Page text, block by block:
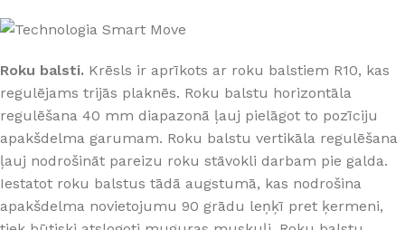
Roku balsti. Krēsls ir aprīkots ar roku balstiem R10, kas
regulējams trijās plaknēs. Roku balstu horizontāla
regulēšana 40 mm diapazonā ļauj pielāgot to pozīciju
apakšdelma garumam. Roku balstu vertikāla regulēšana
ļauj nodrošināt pareizu roku stāvokli darbam pie galda.
Iestatot roku balstus tādā augstumā, kas nodrošina
apakšdelma novietojumu 90 grādu leņķī pret ķermeni,